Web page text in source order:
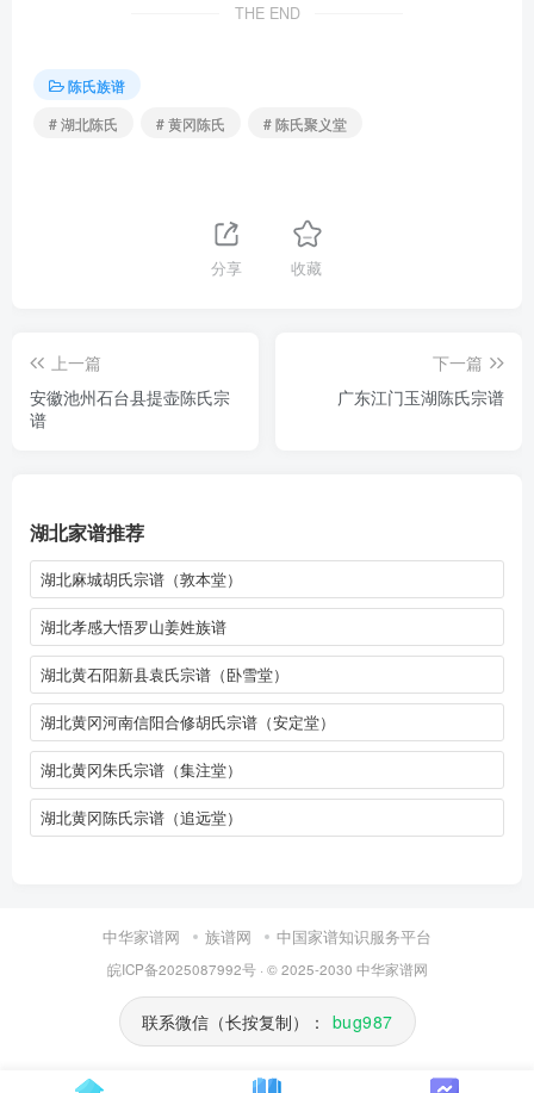
THE END
陈氏族谱
# 湖北陈氏
# 黄冈陈氏 # 陈氏聚义堂
分享 收藏
上一篇
安徽池州石台县提壶陈氏宗
谱
下一篇
广东江门玉湖陈氏宗谱
湖北家谱推荐
湖北麻城胡氏宗谱（敦本堂）
湖北孝感大悟罗山姜姓族谱
湖北黄石阳新县袁氏宗谱（卧雪堂）
湖北黄冈河南信阳合修胡氏宗谱（安定堂）
湖北黄冈朱氏宗谱（集注堂）
湖北黄冈陈氏宗谱（追远堂）
中华家谱网 族谱网 中国家谱知识服务平台
皖ICP备2025087992号· © 2025-2030 中华家谱网
联系微信（长按复制）： bug987